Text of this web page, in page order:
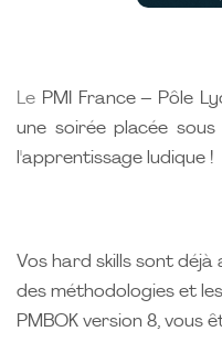
Le PMI France – Pôle
une soirée placée
l'apprentissage ludique !
Vos hard skills sont
des méthodologies et
PMBOK version 8, vous